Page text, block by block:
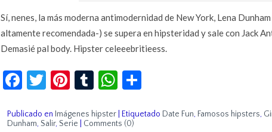
Sí, nenes, la más moderna antimodernidad de New York, Lena
altamente recomendada-) se supera en hipsteridad y sale con Jack
Demasié pal body. Hipster celeeebritieess.
Facebook
Twitter
Pinterest
TumblrWhatsApp
Compartir
Publicado en Imágenes hipster| Etiquetado Date Fun, Famosos hipsters,
Dunham, Salir, Serie Comments (0)